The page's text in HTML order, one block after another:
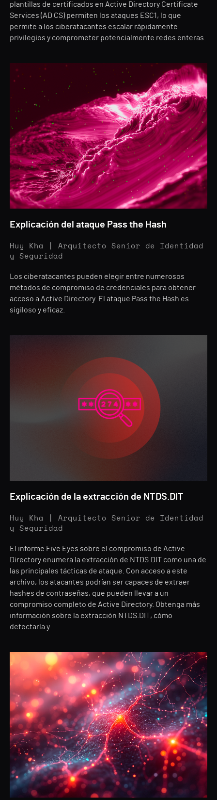
plantillas de certificados en Active Directory Certificate
Services (AD CS) permiten los ataques ESC1, lo que
permite a los ciberatacantes escalar rápidamente
privilegios y comprometer potencialmente redes enteras.
Explicación del ataque Pass the Hash
Huy Kha | Arquitecto Senior de Identidad
y Seguridad
Los ciberatacantes pueden elegir entre numerosos
métodos de compromiso de credenciales para obtener
acceso a Active Directory. El ataque Pass the Hash es
sigiloso y eficaz.
Explicación de la extracción de NTDS.DIT
Huy Kha | Arquitecto Senior de Identidad
y Seguridad
El informe Five Eyes sobre el compromiso de Active
Directory enumera la extracción de NTDS.DIT como una de
las principales tácticas de ataque. Con acceso a este
archivo, los atacantes podrían ser capaces de extraer
hashes de contraseñas, que pueden llevar a un
compromiso completo de Active Directory. Obtenga más
información sobre la extracción NTDS.DIT, cómo
detectarla y...